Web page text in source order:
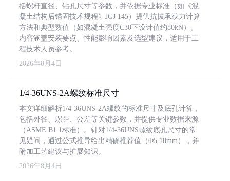
括螺杆直径、钻孔尺寸等参数，并依据专业标准（如《混
凝土结构后锚固技术规程》JGJ 145）提供抗拔承载力计算
方法和典型数值（如混凝土强度C30下设计值约80kN）。
内容涵盖安装要点、性能影响因素及选型建议，适用于工
程技术人员参考。
2026年8月4日
1/4-36UNS-2A螺纹标准尺寸
本文详细解析1/4-36UNS-2A螺纹的标准尺寸及底孔计算，
包括外径、螺距、公差等关键参数，并提供专业数据来源
（ASME B1.1标准）。针对1/4-36UNS螺纹底孔尺寸的常
见疑问，通过公式推导给出精确推荐值（Φ5.18mm），并
附加工艺建议与扩展知识。
2026年8月4日